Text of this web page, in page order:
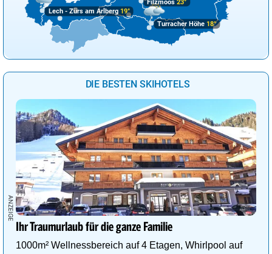
Tokio 31° leichter Regen
sonnig
sonnig
Wellington 13° leichter Regen 84%
Filzmoos 23°
Turracher Höhe 18°
Lech - Zürs am Arlberg19°
DIE BESTEN SKIHOTELS
Ihr Traumurlaub für die ganze Familie
1000m² Wellnessbereich auf 4 Etagen, Whirlpool auf